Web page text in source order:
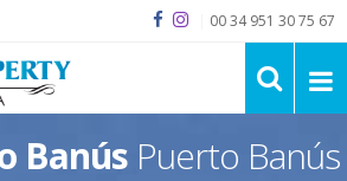
00 34 951 30 75 67
Banús Puerto Banús